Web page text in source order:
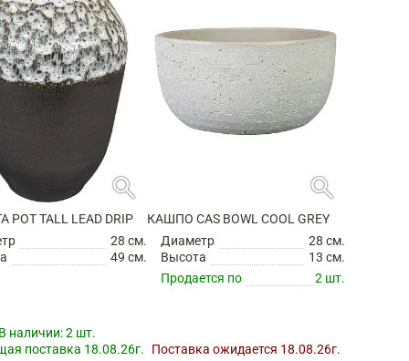
search
POT TALL LEAD DRIP
28 см.
49 см.
наличии:2 шт.
поставка 18.08.26г.
search
КАШПО CAS BOWL COOL GREY
Диаметр
28 см.
Высота
13 см.
Продается по
2 шт.
Поставка ожидается 18.08.26г.